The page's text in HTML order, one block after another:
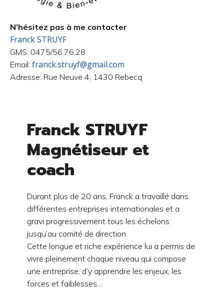
N’hésitez pas à me contacter
Franck STRUYF
GMS: 0475/56.76.28
Email: franck.struyf@gmail.com
Adresse: Rue Neuve 4, 1430 Rebecq
Franck STRUYF
Magnétiseur et
coach
Durant plus de 20 ans, Franck a travaillé dans
différentes entreprises internationales et a
gravi progressivement tous les échelons
jusqu’au comité de direction.
Cette longue et riche expérience lui a permis de
vivre pleinement chaque niveau qui compose
une entreprise, d’y apprendre les enjeux, les
forces et faiblesses…